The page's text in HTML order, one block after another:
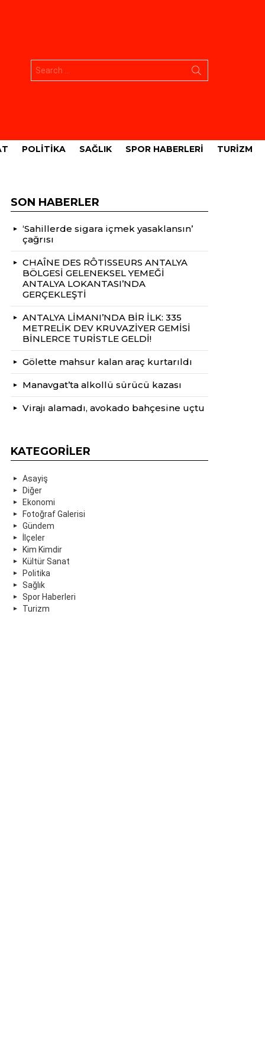
POLITIKA SAĞLIK SPOR HABERLERI TURIZM
SON HABERLER
‘Sahillerde sigara içmek yasaklansın’
çağrısı
CHAÎNE DES RÔTISSEURS ANTALYA
BÖLGESİ GELENEKSEL YEMEĞİ
ANTALYA LOKANTASI’NDA
GERÇEKLEŞTİ
ANTALYA LİMANI’NDA BİR İLK: 335
METRELİK DEV KRUVAZİYER GEMİSİ
BİNLERCE TURİSTLE GELDİ!
Gölette mahsur kalan araç kurtarıldı
Manavgat’ta alkollü sürücü kazası
Virajı alamadı, avokado bahçesine uçtu
KATEGORILER
Asayiş
Diğer
Ekonomi
Fotoğraf Galerisi
Gündem
İlçeler
Kim Kimdir
Kültür Sanat
Politika
Sağlık
Spor Haberleri
Turizm